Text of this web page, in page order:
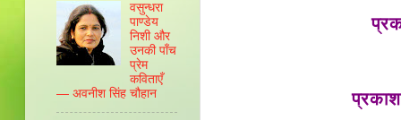
वसुन्‍धरा
पाण्‍डेय
निशी और
उनकी पाँच
प्रेम
कविताएँ
— अवनीश सिंह चौहान